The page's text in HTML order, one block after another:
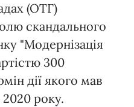
(ОТГ)
скандального
"Модернізація
300
дії якого мав
2020 року.